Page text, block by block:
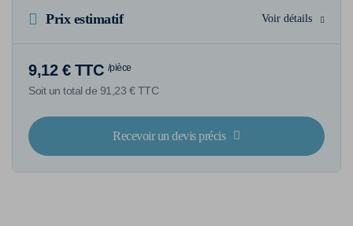
Prix estimatif Voir détails
9,12 € TTC /pièce
Soit un total de 91,23 € TTC
Recevoir un devis précis